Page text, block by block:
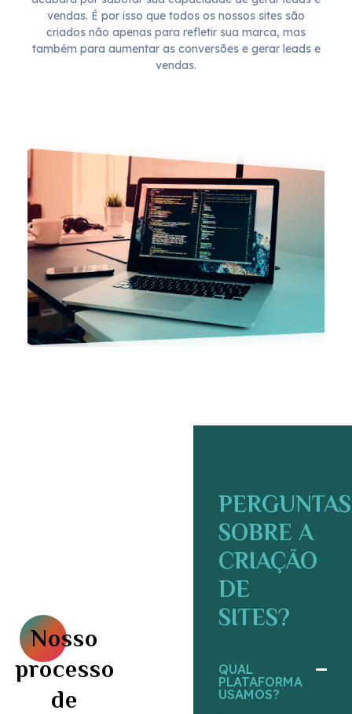
vendas. É por isso que todos os nossos sites são
criados não apenas para refletir sua marca, mas
também para aumentar as conversões e gerar leads e
vendas.
Nosso
processo
de
PERGUNTAS
SOBRE A
CRIAÇÃO
DE
SITES?
QUAL
PLATAFORMA
USAMOS?